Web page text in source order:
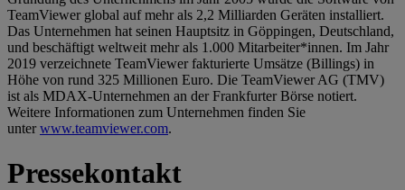
TeamViewer global auf mehr als 2,2 Milliarden Geräten installiert.
Das Unternehmen hat seinen Hauptsitz in Göppingen, Deutschland,
und beschäftigt weltweit mehr als 1.000 Mitarbeiter*innen. Im Jahr
2019 verzeichnete TeamViewer fakturierte Umsätze (Billings) in
Höhe von rund 325 Millionen Euro. Die TeamViewer AG (TMV)
ist als MDAX-Unternehmen an der Frankfurter Börse notiert.
Weitere Informationen zum Unternehmen finden Sie
unterwww.teamviewer.com.
Pressekontakt